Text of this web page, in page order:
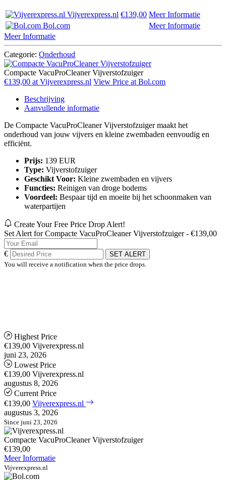
Vijverexpress.nl €139,00 Meer Informatie
Bol.com
Meer Informatie
Meer Informatie
Categorie: Onderhoud
Compacte VacuProCleaner Vijverstofzuiger
€139,00 at Vijverexpress.nl View Price at Bol.com
Beschrijving
Aanvullende informatie
De Compacte VacuProCleaner Vijverstofzuiger maakt het
onderhoud van jouw vijvers en kleine zwembaden eenvoudig en
efficiënt.
Prijs: 139 EUR
Type: Vijverstofzuiger
Geschikt Voor: Kleine zwembaden en vijvers
Functies: Reinigen van droge bodems
Voordeel: Bespaar tijd en moeite bij het schoonmaken van
waterpartijen
Create Your Free Price Drop Alert!
Set Alert for Compacte VacuProCleaner Vijverstofzuiger - €139,00
€
SET ALERT
You will receive a notification when the price drops.
Highest Price
€139,00 Vijverexpress.nl
juni 23, 2026
Lowest Price
€139,00 Vijverexpress.nl
augustus 8, 2026
Current Price
€139,00 Vijverexpress.nl
augustus 3, 2026
Since juni 23, 2026
Compacte VacuProCleaner Vijverstofzuiger
€139,00
Meer Informatie
Vijverexpress.nl